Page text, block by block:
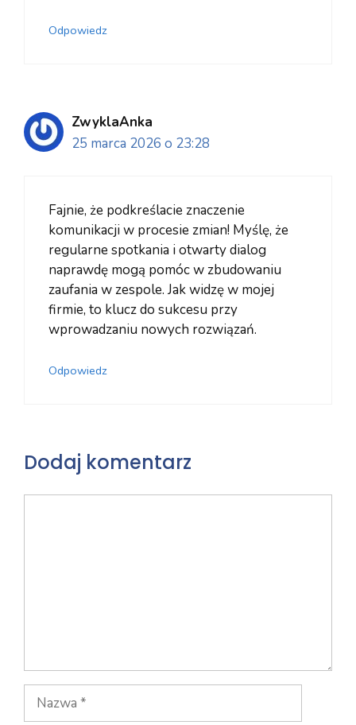
Odpowiedz
ZwyklaAnka
25 marca 2026 o 23:28
Fajnie, że podkreślacie znaczenie
komunikacji w procesie zmian! Myślę, że
regularne spotkania i otwarty dialog
naprawdę mogą pomóc w zbudowaniu
zaufania w zespole. Jak widzę w mojej
firmie, to klucz do sukcesu przy
wprowadzaniu nowych rozwiązań.
Odpowiedz
Dodaj komentarz
Nazwa